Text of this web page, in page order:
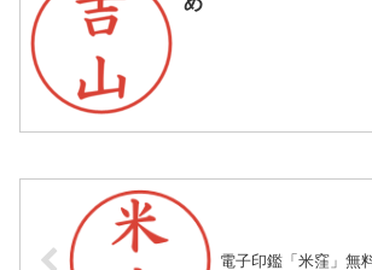
電子印鑑「米窪」無